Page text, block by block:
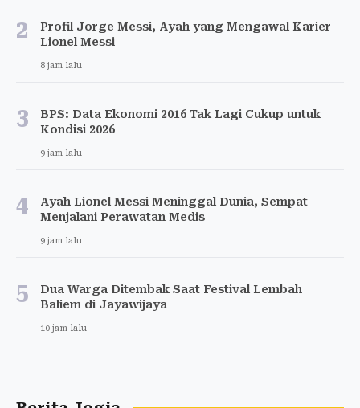
2
Profil Jorge Messi, Ayah yang Mengawal Karier
Lionel Messi
8 jam lalu
3
BPS: Data Ekonomi 2016 Tak Lagi Cukup untuk
Kondisi 2026
9 jam lalu
4
Ayah Lionel Messi Meninggal Dunia, Sempat
Menjalani Perawatan Medis
9 jam lalu
5
Dua Warga Ditembak Saat Festival Lembah
Baliem di Jayawijaya
10 jam lalu